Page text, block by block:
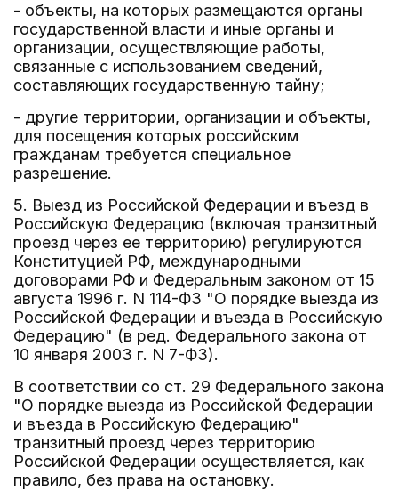
- объекты, на которых размещаются органы
государственной власти и иные органы и
организации, осуществляющие работы,
связанные с использованием сведений,
составляющих государственную тайну;
- другие территории, организации и объекты,
для посещения которых российским
гражданам требуется специальное
разрешение.
5. Выезд из Российской Федерации и въезд в
Российскую Федерацию (включая транзитный
проезд через ее территорию) регулируются
Конституцией РФ, международными
договорами РФ и Федеральным законом от 15
августа 1996 г. N 114-ФЗ "О порядке выезда из
Российской Федерации и въезда в Российскую
Федерацию" (в ред. Федерального закона от
10 января 2003 г. N 7-ФЗ).
В соответствии со ст. 29 Федерального закона
"О порядке выезда из Российской Федерации
и въезда в Российскую Федерацию"
транзитный проезд через территорию
Российской Федерации осуществляется, как
правило, без права на остановку.